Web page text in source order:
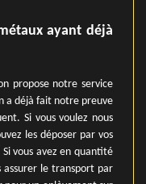
ayant déjà
propose notre service
a déjà fait notre preuve
Si vous voulez nous
les déposer par vos
vous avez en quantité
assurer le transport par